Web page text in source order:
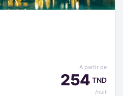
A partir de
254 TND
/nuit